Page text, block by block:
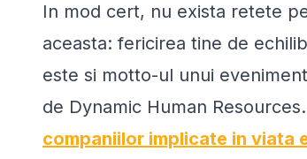
In mod cert, nu exista retete
aceasta: fericirea tine de
este si motto-ul unui
de Dynamic Human
companiilor implicate in viata